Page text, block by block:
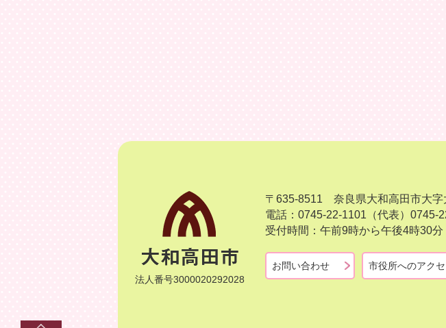
法人番号3000020292028
〒635-8511 奈良県大和高田市大字
電話：0745-22-1101（代表） 0745-
受付時間：午前9時から午後4時30
お問い合わせ 市役所へのアクセ